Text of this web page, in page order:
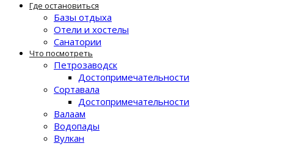
Где остановиться
Базы отдыха
Отели и хостелы
Санатории
Что посмотреть
Петрозаводск
Достопримечательности
Сортавала
Достопримечательности
Валаам
Водопады
Вулкан